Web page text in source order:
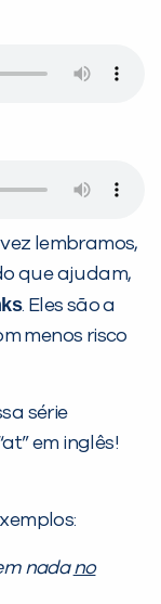
lembramos,
que ajudam,
. Eles são a
menos risco
série
em inglês!
nadano